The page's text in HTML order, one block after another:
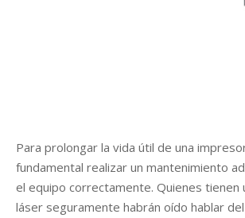
Para prolongar la vida útil de una
fundamental realizar un mantenimiento
el equipo correctamente. Quienes tienen
láser seguramente habrán oído hablar